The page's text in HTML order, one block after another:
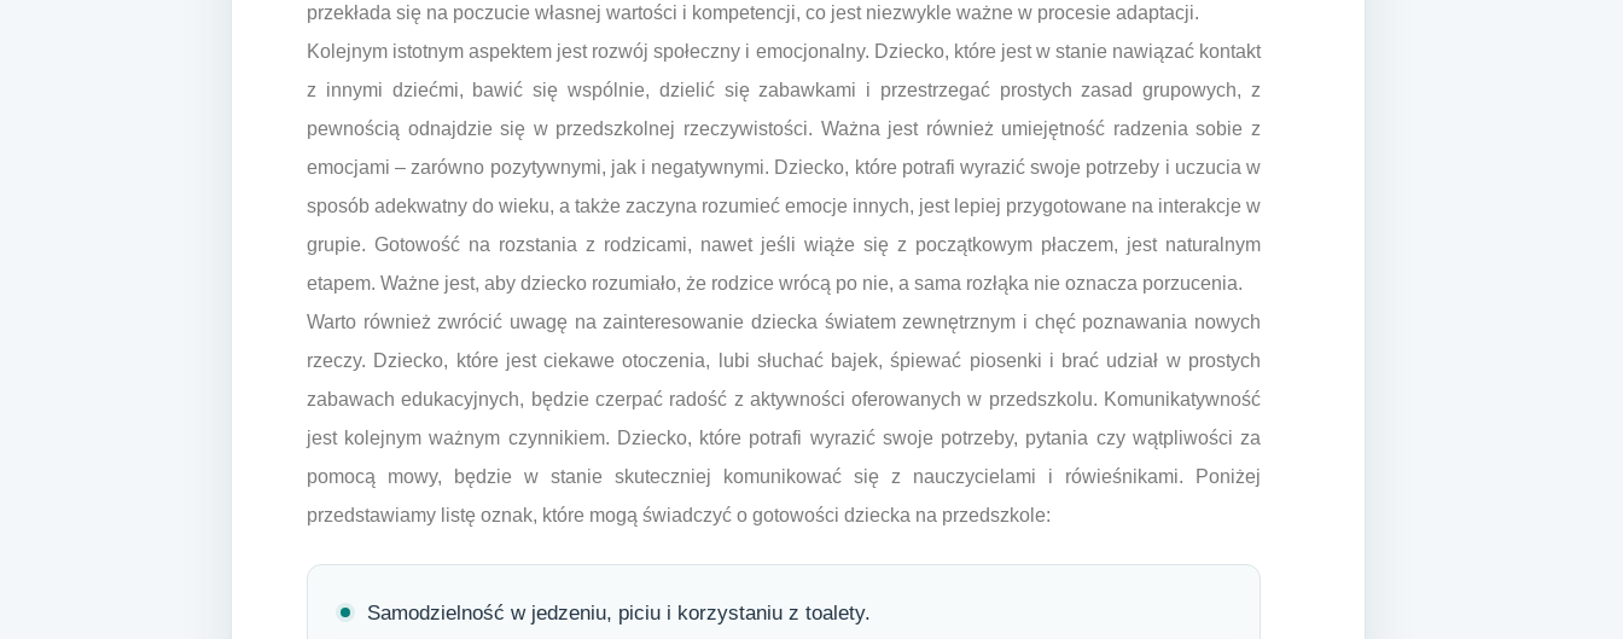
przekłada się na poczucie własnej wartości i kompetencji, co jest niezwykle ważne w procesie adaptacji.
Kolejnym istotnym aspektem jest rozwój społeczny i emocjonalny. Dziecko, które jest w stanie nawiązać kontakt
z innymi dziećmi, bawić się wspólnie, dzielić się zabawkami i przestrzegać prostych zasad grupowych, z
pewnością odnajdzie się w przedszkolnej rzeczywistości. Ważna jest również umiejętność radzenia sobie z
emocjami – zarówno pozytywnymi, jak i negatywnymi. Dziecko, które potrafi wyrazić swoje potrzeby i uczucia w
sposób adekwatny do wieku, a także zaczyna rozumieć emocje innych, jest lepiej przygotowane na interakcje w
grupie. Gotowość na rozstania z rodzicami, nawet jeśli wiąże się z początkowym płaczem, jest naturalnym
etapem. Ważne jest, aby dziecko rozumiało, że rodzice wrócą po nie, a sama rozłąka nie oznacza porzucenia.
Warto również zwrócić uwagę na zainteresowanie dziecka światem zewnętrznym i chęć poznawania nowych
rzeczy. Dziecko, które jest ciekawe otoczenia, lubi słuchać bajek, śpiewać piosenki i brać udział w prostych
zabawach edukacyjnych, będzie czerpać radość z aktywności oferowanych w przedszkolu. Komunikatywność
jest kolejnym ważnym czynnikiem. Dziecko, które potrafi wyrazić swoje potrzeby, pytania czy wątpliwości za
pomocą mowy, będzie w stanie skuteczniej komunikować się z nauczycielami i rówieśnikami. Poniżej
przedstawiamy listę oznak, które mogą świadczyć o gotowości dziecka na przedszkole:
Samodzielność w jedzeniu, piciu i korzystaniu z toalety.